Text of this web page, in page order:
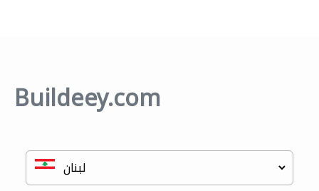
Buildeey.com